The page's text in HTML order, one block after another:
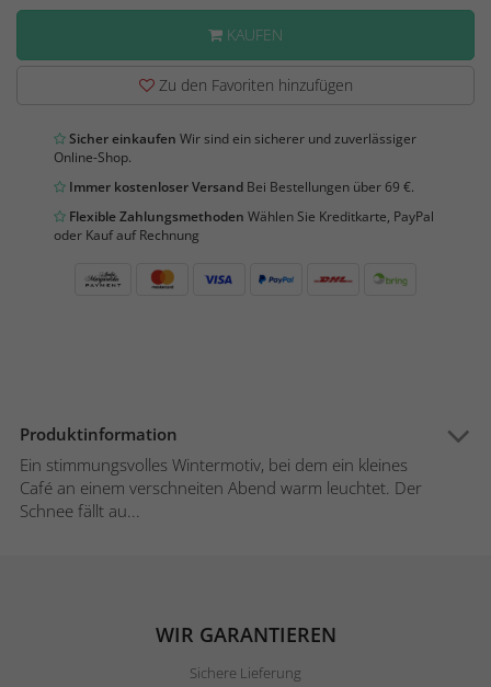
KAUFEN
Zu den Favoriten hinzufügen
Sicher einkaufen Wir sind ein sicherer und zuverlässiger
Online-Shop.
Immer kostenloser Versand Bei Bestellungen über 69 €.
Flexible Zahlungsmethoden Wählen Sie Kreditkarte, PayPal
oder Kauf auf Rechnung
Produktinformation
Ein stimmungsvolles Wintermotiv, bei dem ein kleines
Café an einem verschneiten Abend warm leuchtet. Der
Schnee fällt au...
WIR GARANTIEREN
Sichere Lieferung